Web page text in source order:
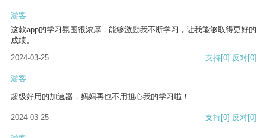
游客
这款app的学习氛围很浓厚，能够激励我不断学习，让我能够取得更好的
成绩。
2024-03-25
支持[0] 反对[0]
游客
超级好用的加速器，妈妈再也不用担心我的学习啦！
2024-03-25 支持[0] 反对[0]